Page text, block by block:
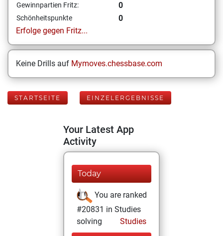
Gewinnpartien Fritz: 0
Schönheitspunkte
0
Erfolge gegen Fritz...
Keine Drills auf Mymoves.chessbase.com
STARTSEITE EINZELERGEBNISSE
Your Latest App
Activity
Today
You are ranked
#20831 in Studies
solving
Studies